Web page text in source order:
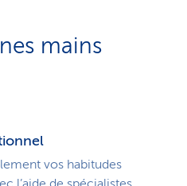
mains
vos habitudes